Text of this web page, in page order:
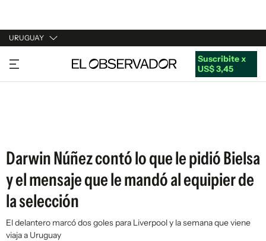
URUGUAY
URUGUAY
ARGENTINA
Suscribite x
US$ 3,45
Darwin Núñez contó lo que le pidió Bielsa
y el mensaje que le mandó al equipier de
la selección
El delantero marcó dos goles para Liverpool y la semana que viene
viaja a Uruguay